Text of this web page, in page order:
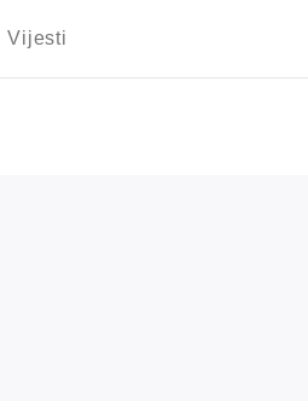
Vijesti